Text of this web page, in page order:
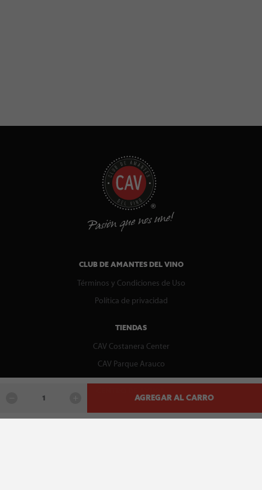
AGREGAR AL CARRO
CLUB DE AMANTES DEL VINO
Términos y Condiciones de Uso
Política de privacidad
TIENDAS
CAV Costanera Center
CAV Parque Arauco